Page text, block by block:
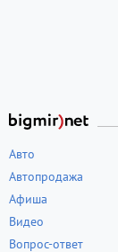
Авто
Автопродажа
Афиша
Видео
Вопрос-ответ